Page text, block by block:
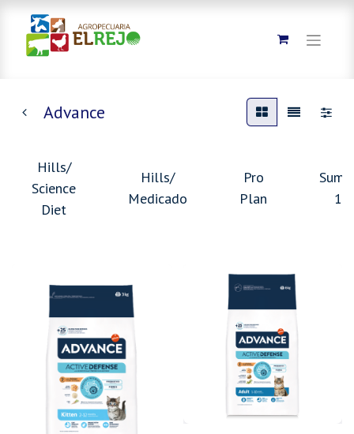
Advance
Hills/
Science
Diet
Hills/
Medicado
Pro
Plan
10